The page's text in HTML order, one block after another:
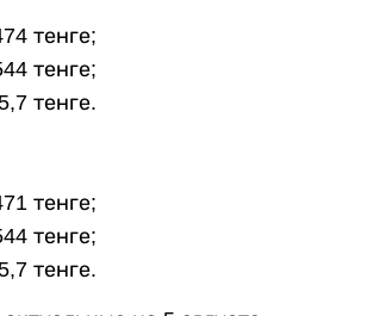
тенге;
тенге;
тенге.
тенге;
тенге;
тенге.